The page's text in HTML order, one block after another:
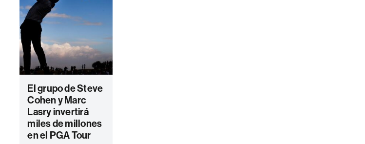
El grupo de Steve
Cohen y Marc
Lasry invertirá
miles de millones
en el PGA Tour